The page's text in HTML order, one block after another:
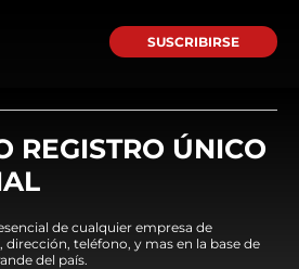
SUSCRIBIRSE
REGISTRO ÚNICO
de cualquier empresa de
teléfono, y mas en la base de
del país.